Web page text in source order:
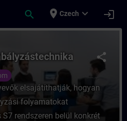
search place Czech expand_more login
PID
share
elsajátíthatják, hogyan
folyamatokat
rendszeren belül konkrét